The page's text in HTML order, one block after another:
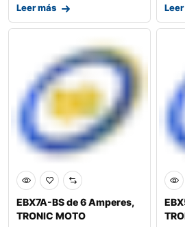
Leer más
EBX7A-BS de 6 Amperes,
TRONIC MOTO